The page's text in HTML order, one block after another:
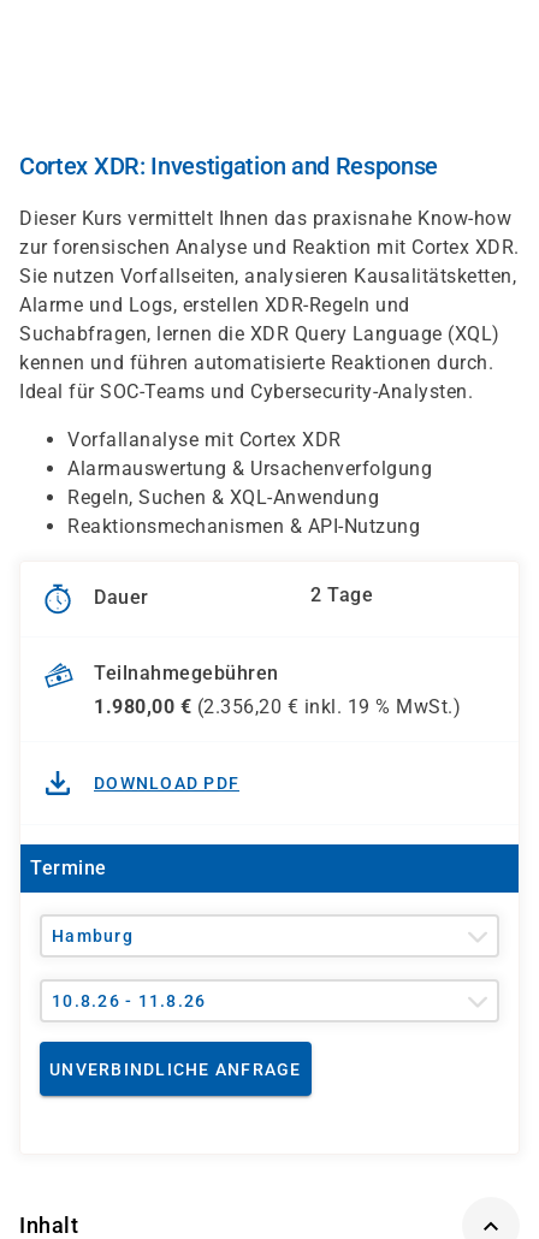
Cortex XDR: Investigation and Response
Dieser Kurs vermittelt Ihnen das praxisnahe Know-how
zur forensischen Analyse und Reaktion mit Cortex XDR.
Sie nutzen Vorfallseiten, analysieren Kausalitätsketten,
Alarme und Logs, erstellen XDR-Regeln und
Suchabfragen, lernen die XDR Query Language (XQL)
kennen und führen automatisierte Reaktionen durch.
Ideal für SOC-Teams und Cybersecurity-Analysten.
Vorfallanalyse mit Cortex XDR
Alarmauswertung & Ursachenverfolgung
Regeln, Suchen & XQL-Anwendung
Reaktionsmechanismen & API-Nutzung
Dauer 2 Tage
Teilnahmegebühren
1.980,00 € (2.356,20 € inkl. 19 % MwSt.)
DOWNLOAD PDF
Termine
Hamburg
10.8.26 - 11.8.26
UNVERBINDLICHE ANFRAGE
Inhalt